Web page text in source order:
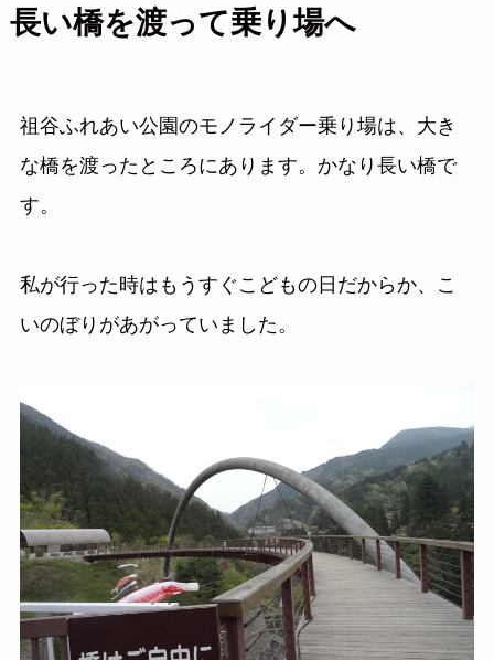
長い橋を渡って乗り場へ
祖谷ふれあい公園のモノライダー乗り場は、大き
な橋を渡ったところにあります。かなり長い橋で
す。
私が行った時はもうすぐこどもの日だからか、こ
いのぼりがあがっていました。